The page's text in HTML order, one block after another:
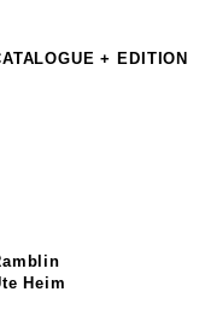
+ EDITION
Heim